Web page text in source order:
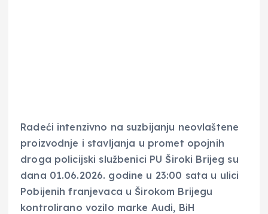
Radeći intenzivno na suzbijanju neovlaštene
proizvodnje i stavljanja u promet opojnih
droga policijski službenici PU Široki Brijeg su
dana 01.06.2026. godine u 23:00 sata u ulici
Pobijenih franjevaca u Širokom Brijegu
kontrolirano vozilo marke Audi, BiH